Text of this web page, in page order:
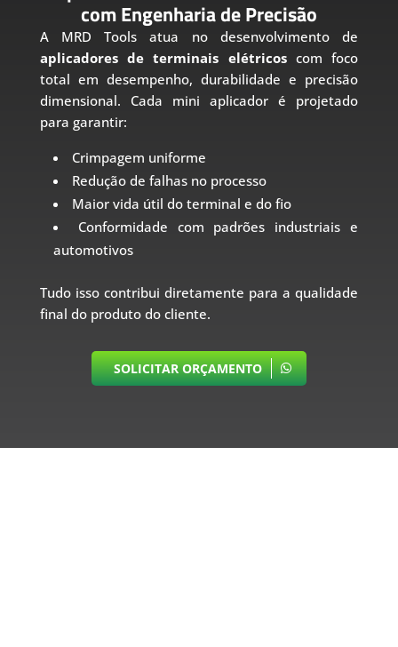
com Engenharia de Precisão
A MRD Tools atua no desenvolvimento de
aplicadores de terminais elétricoscom foco
total em desempenho, durabilidade e precisão
dimensional. Cada mini aplicador é projetado
para garantir:
Crimpagem uniforme
Redução de falhas no processo
Maior vida útil do terminal e do fio
Conformidade com padrões industriais e
automotivos
Tudo isso contribui diretamente para a qualidade
final do produto do cliente.
SOLICITAR ORÇAMENTO